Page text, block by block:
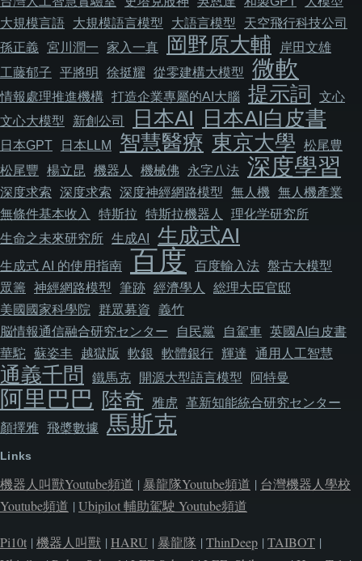
大規模言語
大規模語言模型 大語言模型
天空飛行科技公司
孫正義
宮川潤一 家入一真 岡野原大輔
岸田文雄
工藤郁子
平將明 徐挺耀 從零建構大模型 微軟
情報處理推進機構 打造企業專屬的AI大腦 提示詞
文心
文心大模型
新創公司 日本AI 日本AI白皮書
日本GPT 日本LLM 智慧醫療 東京大學
松尾豊
松尾豐
楊立昆 機器人 機械佛 永字八法 深度學習
深度求索 深度求索 深度神經網路模型 無人機 無人機產業
無條件基本收入
特斯拉 特斯拉機器人
理化学研究所
生命之未來研究所 生成AI 生成式AI
生成式 AI 的使用指南 百度 百度輸入法 盤古大模型
眾籌
神經網路模型 筆跡 經濟學人
総理大臣官邸
美國國家科學院
群眾募資
義竹
脳情報通信融合研究センター
自民黨 自駕車 英國AI白皮書
華駝 蘇姿丰 越獄版 軟銀 軟體銀行 輝達 通用人工智慧
通義千問 鐵馬克 開源大型語言模型 阿特曼
阿里巴巴 陸奇 雅虎
革新知能統合研究センター
顏擇雅 飛槳數據 馬斯克
Links
機器人叫獸Youtube頻道 | 暴龍隊Youtube頻道 | 台灣機器人學校
Youtube頻道 | Ubipilot 輔助駕駛 Youtube頻道
Pi10t | 機器人叫獸 | HARU | 暴龍隊 | ThinDeep | TAIBOT |